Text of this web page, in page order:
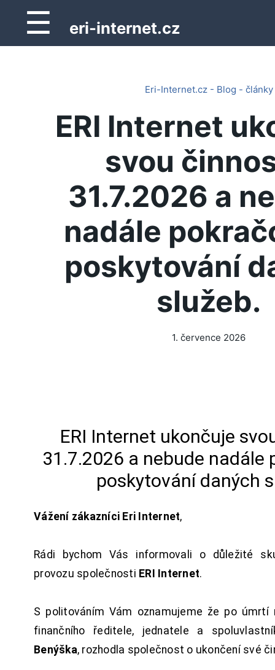
☰ eri-internet.cz
Eri-Internet.cz - Blog - články
ERI Internet
svou
31.7.2026 a
nadále
poskytování
služeb.
1. července 2026
ERI Internet ukončuje
31.7.2026 a nebude nadále
poskytování daných
Vážení zákazníci Eri Internet,
Rádi bychom Vás informovali o důležité
provozu společnosti ERI Internet.
S politováním Vám oznamujeme že po úmrtí
finančního ředitele, jednatele a
Benýška, rozhodla společnost o ukončení své